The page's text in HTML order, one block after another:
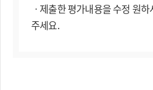
ㆍ제출한 평가내용을 수정 원
주세요.